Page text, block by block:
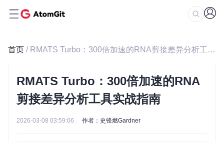
首页 / RMATS Turbo：300倍加速的RNA剪接差异分析工具实战指南
RMATS Turbo：300倍加速的RNA
剪接差异分析工具实战指南
2026-03-08 03:59:06 作者：史锋燃Gardner